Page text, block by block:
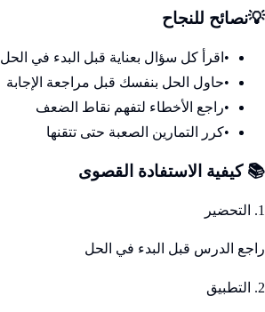
💡نصائح للنجاح
• اقرأ كل سؤال بعناية قبل البدء في الحل
•حاول الحل بنفسك قبل مراجعة الإجابة
•راجع الأخطاء لتفهم نقاط الضعف
•كرر التمارين الصعبة حتى تتقنها
📚 كيفية الاستفادة القصوى
1. التحضير
راجع الدرس قبل البدء في الحل
2. التطبيق